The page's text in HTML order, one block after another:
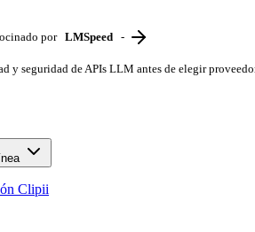
por LMSpeed -
y seguridad de APIs LLM antes de elegir
Clipii